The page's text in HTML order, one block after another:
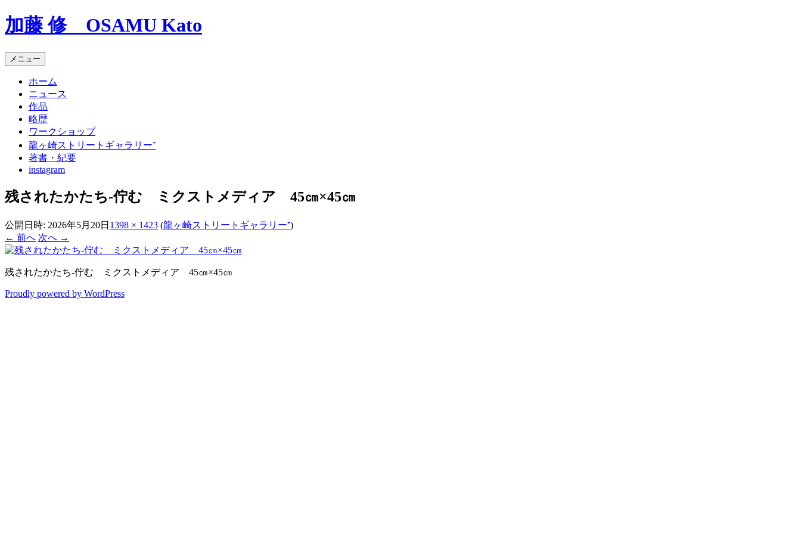
コ
ン
ン
ツ
加藤 修 OSAMU Kato
メニュー
ホーム
ニュース
作品
略歴
ワークショップ
龍ヶ崎ストリートギャラリー⁺
著書・紀要
instagram
残されたかたち‐佇む ミクストメディア 45㎝×45㎝
公開日時: 2026年5月20日 1398 × 1423 (龍ヶ崎ストリートギャラリー⁺)
← 前へ 次へ →
残されたかたち‐佇む ミクストメディア 45㎝×45㎝
Proudly powered by WordPress